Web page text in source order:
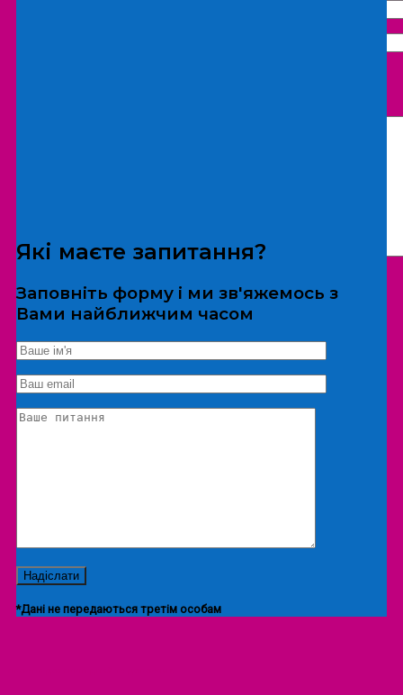
*Дані не передаються третім особам
Екскурсія/локація
Які маєте запитання?
Заповніть форму і ми зв'яжемось з
Вами найближчим часом
*Дані не передаються третім особам